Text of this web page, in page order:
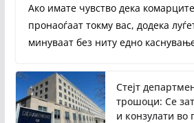
Ако имате чувство дека
пронаоѓаат токму вас, додека
минуваат без ниту едно
Стејт
трошоци: Се
и конзулати во